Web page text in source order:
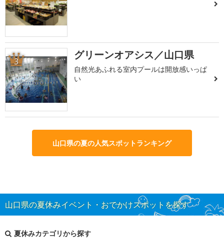
3 グリーンオアシス／山口県
自然光あふれる室内プールは開放感いっぱ
い
山口県の夏の人気スポットランキング
山口県の夏休みイベント・おでかけスポットを探す
夏休みカテゴリから探す